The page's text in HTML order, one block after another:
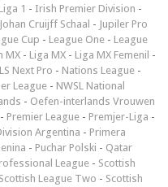
1 - Irish Premier Division -
Johan Cruijff Schaal - Jupiler Pro
Cup - League One - League
MX - Liga MX - Liga MX Femenil -
Next Pro - Nations League -
League - NWSL National
- Oefen-interlands Vrouwen
- Premier League - Premjer-Liga -
Argentina - Primera
- Puchar Polski - Qatar
League - Scottish
Scottish League Two - Scottish